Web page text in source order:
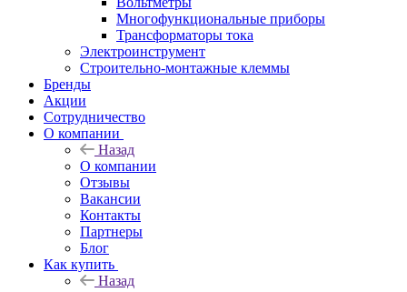
Многофункциональные приборы
Трансформаторы тока
Электроинструмент
Строительно-монтажные клеммы
Бренды
Акции
Сотрудничество
О компании
Назад
О компании
Отзывы
Вакансии
Контакты
Партнеры
Блог
Как купить
Назад